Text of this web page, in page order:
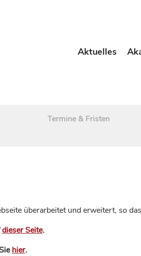
Aktuelles
Termine & Fristen
überarbeitet und erweitert, so
dieser Seite.
hier.